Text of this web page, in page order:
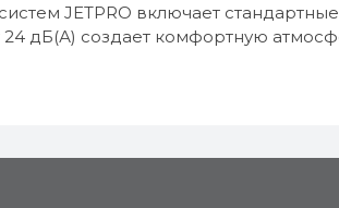
JETPRO включает
дБ(А) создает комфортную